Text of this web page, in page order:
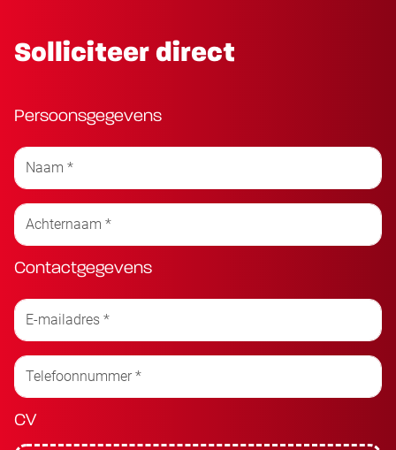
Solliciteer direct
Persoonsgegevens
Contactgegevens
CV